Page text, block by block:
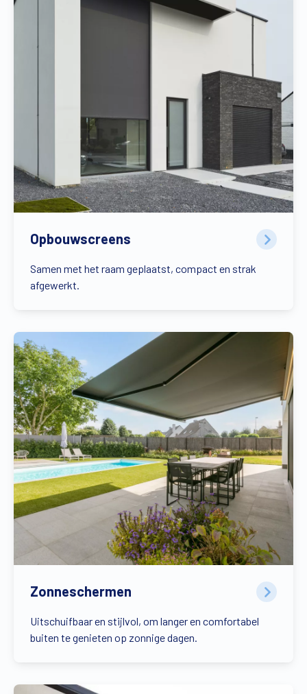
Opbouwscreens
Samen met het raam geplaatst, compact en strak
afgewerkt.
Zonneschermen
Uitschuifbaar en stijlvol, om langer en comfortabel
buiten te genieten op zonnige dagen.